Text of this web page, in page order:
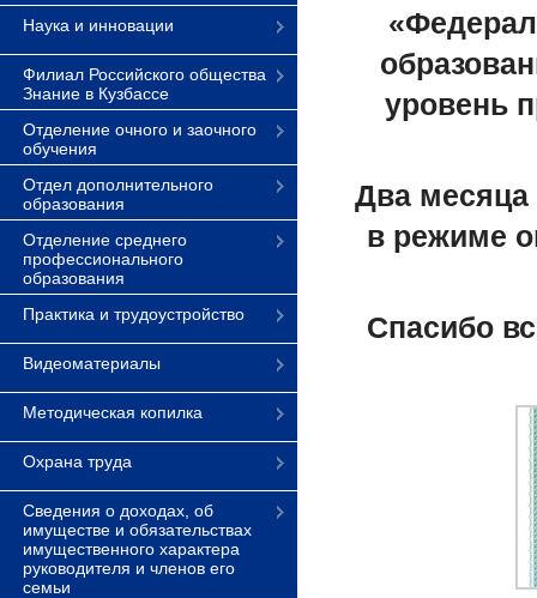
Наука и инновации
Филиал Российского общества
Знание в Кузбассе
Отделение очного и заочного
обучения
Отдел дополнительного
образования
Отделение среднего
профессионального
образования
Практика и трудоустройство
Видеоматериалы
Методическая копилка
Охрана труда
Сведения о доходах, об
имуществе и обязательствах
имущественного характера
руководителя и членов его
семьи
уровень
Два месяца
в режиме
Спасибо